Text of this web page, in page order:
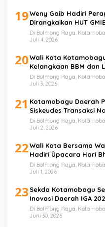
19Weny Gaib Hadiri
Dirangkaikan HUT
Di Bolmong Raya,
Juli 4, 2026
20Wali Kota
Kelangkaan BBM dan
Di Bolmong Raya,
Juli 3, 2026
21 Kotamobagu Daerah
Siskeudes Transaksi
Di Bolmong Raya,
Juli 2, 2026
22Wali Kota Bersama
Hadiri Ùpacara Hari
Di Bolmong Raya,
Juli 1, 2026
23 Sekda Kotamobagu
Inovasi Daerah IGA
Di Bolmong Raya,
Juni 30, 2026